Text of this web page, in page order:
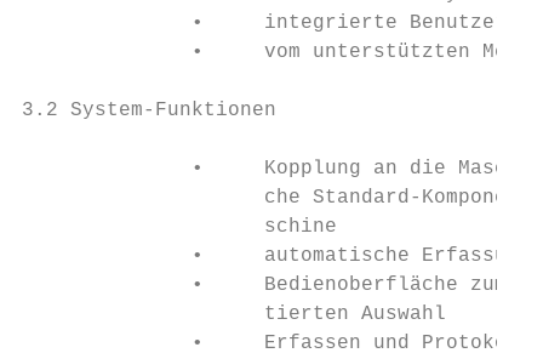
•     integrierte
•     vom unterstützten
3.2 System-Funktionen
•     Kopplung an die
che Standard-
                    schine
•     automatische
•     Bedienoberfläche zum
                    tierten Auswahl
•     Erfassen und